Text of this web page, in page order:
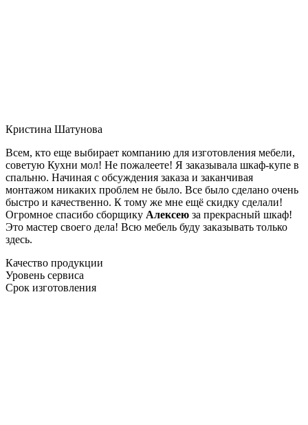
Кристина Шатунова
Всем, кто еще выбирает компанию для изготовления мебели,
советую Кухни мол! Не пожалеете! Я заказывала шкаф-купе в
спальню. Начиная с обсуждения заказа и заканчивая
монтажом никаких проблем не было. Все было сделано очень
быстро и качественно. К тому же мне ещё скидку сделали!
Огромное спасибо сборщику Алексею за прекрасный шкаф!
Это мастер своего дела! Всю мебель буду заказывать только
здесь.
Качество продукции
Уровень сервиса
Срок изготовления